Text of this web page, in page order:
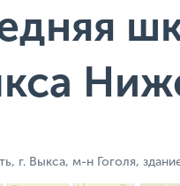
г. Выкса, м-н Гоголя,